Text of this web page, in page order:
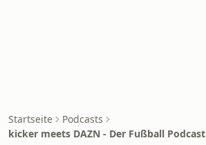
Startseite
Podcasts
kicker meets DAZN - Der Fußball Podcast